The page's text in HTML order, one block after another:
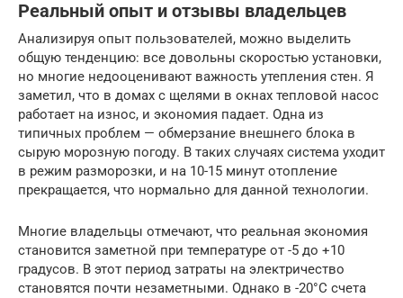
Реальный опыт и отзывы владельцев
Анализируя опыт пользователей, можно выделить
общую тенденцию: все довольны скоростью установки,
но многие недооценивают важность утепления стен. Я
заметил, что в домах с щелями в окнах тепловой насос
работает на износ, и экономия падает. Одна из
типичных проблем — обмерзание внешнего блока в
сырую морозную погоду. В таких случаях система уходит
в режим разморозки, и на 10-15 минут отопление
прекращается, что нормально для данной технологии.
Многие владельцы отмечают, что реальная экономия
становится заметной при температуре от -5 до +10
градусов. В этот период затраты на электричество
становятся почти незаметными. Однако в -20°C счета